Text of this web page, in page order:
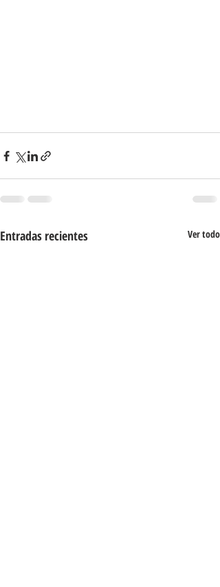
Entradas recientes Ver todo